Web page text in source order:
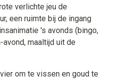
verlichte jeu de
een ruimte bij de ingang
's avonds (bingo,
maaltijd uit de
om te vissen en goud te